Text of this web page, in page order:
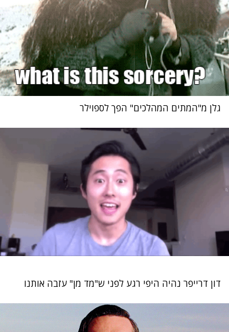
גלן מ"המתים המהלכים" הפך לספוילר
דון דרייפר נהיה היפי רגע לפני ש"מד מן" עזבה אותנו